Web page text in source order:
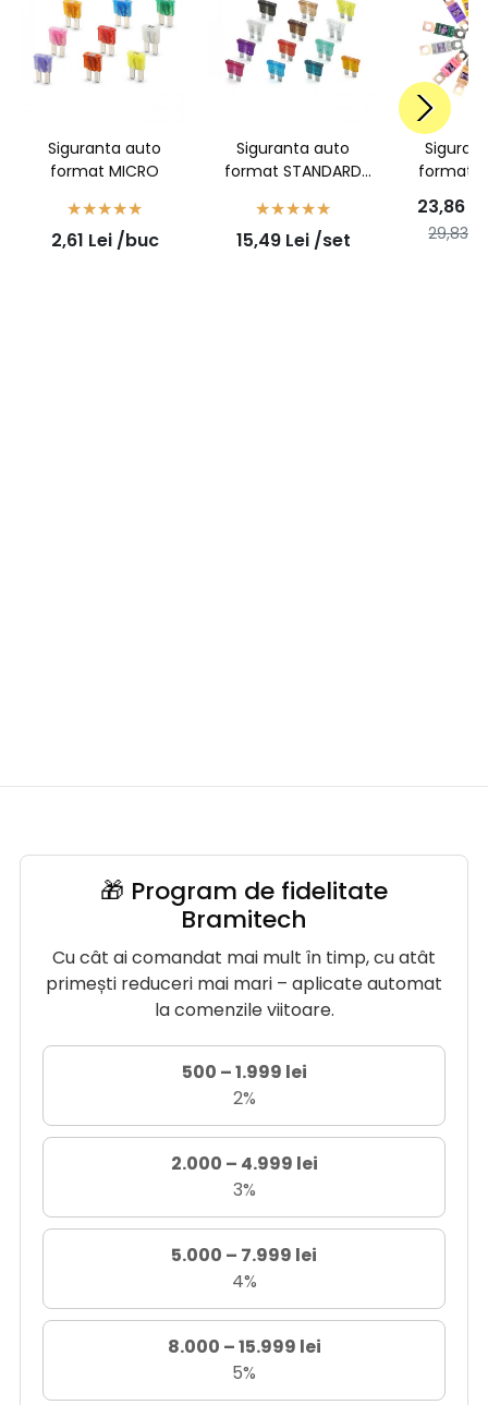
Siguranta auto
format MICRO
2,61 Lei /buc
Siguranta auto
format STANDARD
15,49 Lei /set
format
23,86
29,83
🎁 Program de fidelitate
Bramitech
Cu cât ai comandat mai mult în timp, cu atât
primești reduceri mai mari – aplicate automat
la comenzile viitoare.
500 – 1.999 lei
2%
2.000 – 4.999 lei
3%
5.000 – 7.999 lei
4%
8.000 – 15.999 lei
5%